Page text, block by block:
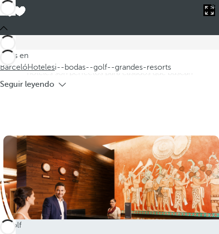
Estás en
BarcelóHotelesi--bodas--golf--grandes-resorts
Barceló
Hoteles para bodas con golf en grandes
resorts
Descubra nuestros hoteles para bodas en grandes resorts,
donde podrá celebrar su unión en un entorno idílico. Estos
hoteles son perfectos para casados que buscan
Seguir leyendo